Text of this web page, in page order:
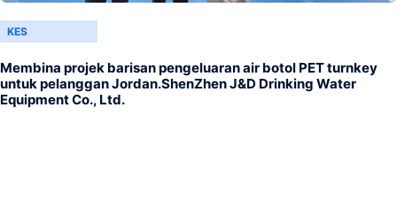
KES
Membina projek barisan pengeluaran air botol PET turnkey
untuk pelanggan Jordan.ShenZhen J&D Drinking Water
Equipment Co., Ltd.